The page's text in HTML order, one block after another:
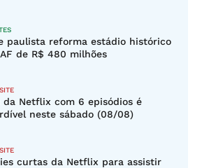
paulista reforma estádio histórico
de R$ 480 milhões
da Netflix com 6 episódios é
neste sábado (08/08)
curtas da Netflix para assistir